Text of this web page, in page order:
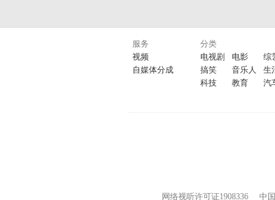
服务
视频
自媒体分成
分类
电视剧
电影 综
搞笑
音乐人 生
科技
教育 汽
网络视听许可证1908336
中